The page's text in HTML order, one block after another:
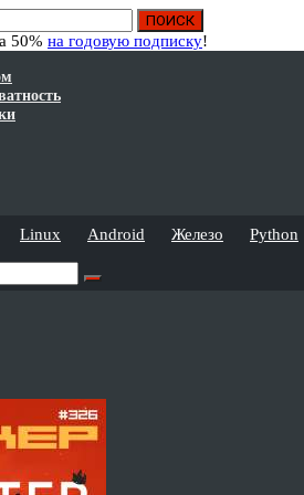
50% на годовую подписку!
Linux Android Железо Python